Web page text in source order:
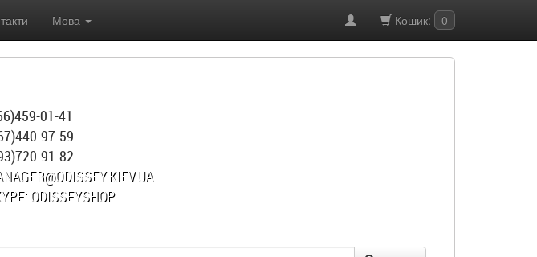
Мова Кошик: 0
01-41
97-59
91-82
ODISSEYSHOP